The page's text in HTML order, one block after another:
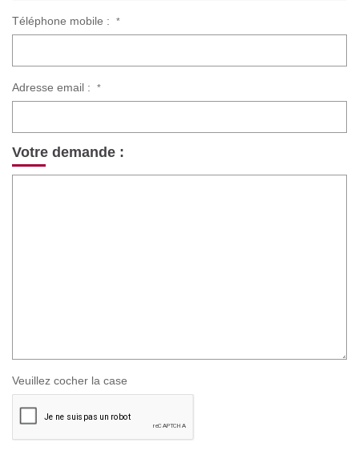
Téléphone mobile : *
Adresse email : *
Votre demande :
Veuillez cocher la case